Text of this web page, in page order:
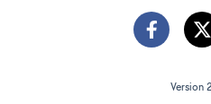
Version